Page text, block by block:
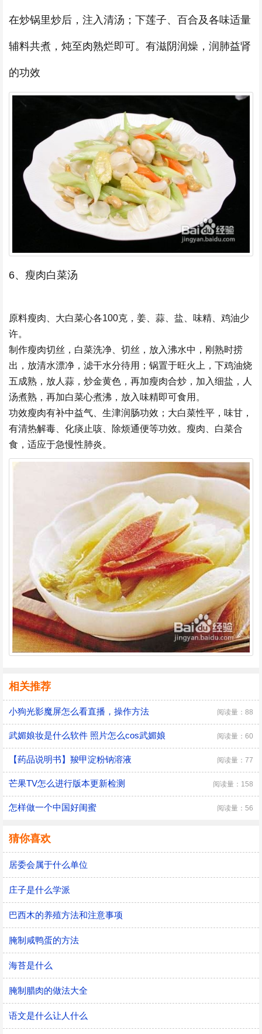
在炒锅里炒后，注入清汤；下莲子、百合及各味适量
辅料共煮，炖至肉熟烂即可。有滋阴润燥，润肺益肾
的功效
6、瘦肉白菜汤
原料瘦肉、大白菜心各100克，姜、蒜、盐、味精、鸡油少
许。
制作瘦肉切丝，白菜洗净、切丝，放入沸水中，刚熟时捞
出，放清水漂净，滤干水分待用；锅置于旺火上，下鸡油烧
五成熟，放人蒜，炒金黄色，再加瘦肉合炒，加入细盐，人
汤煮熟，再加白菜心煮沸，放入味精即可食用。
功效瘦肉有补中益气、生津润肠功效；大白菜性平，味甘，
有清热解毒、化痰止咳、除烦通便等功效。瘦肉、白菜合
食，适应于急慢性肺炎。
相关推荐
小狗光影魔屏怎么看直播，操作方法 阅读量：88
武媚娘妆是什么软件 照片怎么cos武媚娘 阅读量：60
【药品说明书】羧甲淀粉钠溶液 阅读量：77
芒果TV怎么进行版本更新检测 阅读量：158
怎样做一个中国好闺蜜 阅读量：56
猜你喜欢
居委会属于什么单位
庄子是什么学派
巴西木的养殖方法和注意事项
腌制咸鸭蛋的方法
海苔是什么
腌制腊肉的做法大全
语文是什么让人什么